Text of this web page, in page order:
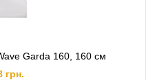
Garda 160, 160 см
грн.